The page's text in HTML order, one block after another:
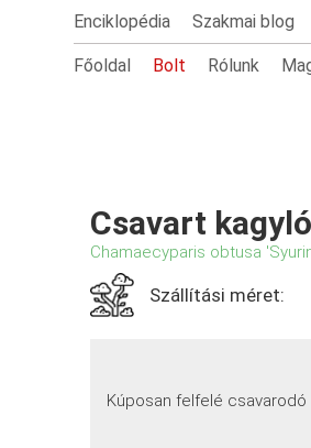
Enciklopédia Szakmai blog
Főoldal Bolt Rólunk
Csavart
Chamaecyparis obtusa
Szállítási méret:
Kúposan felfelé csavarodó